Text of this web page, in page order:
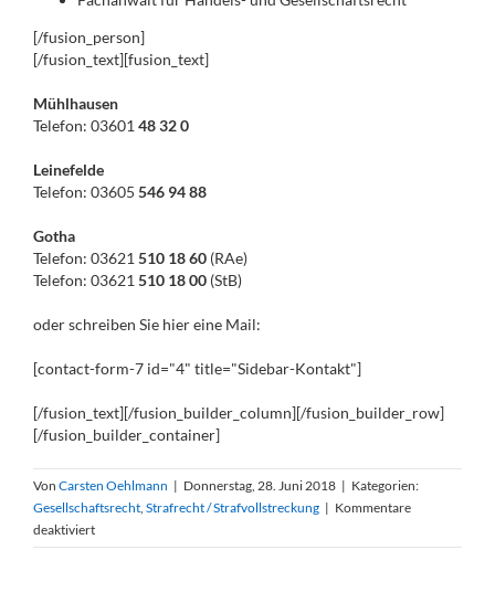
[/fusion_person]
[/fusion_text][fusion_text]
Mühlhausen
Telefon: 03601 48 32 0
Leinefelde
Telefon: 03605 546 94 88
Gotha
Telefon: 03621 510 18 60 (RAe)
Telefon: 03621 510 18 00 (StB)
oder schreiben Sie hier eine Mail:
[contact-form-7 id="4" title="Sidebar-Kontakt"]
[/fusion_text][/fusion_builder_column][/fusion_builder_row]
[/fusion_builder_container]
Von Carsten Oehlmann | Donnerstag, 28. Juni 2018 | Kategorien:
Gesellschaftsrecht, Strafrecht / Strafvollstreckung | Kommentare
deaktiviertfür
Verantwortung